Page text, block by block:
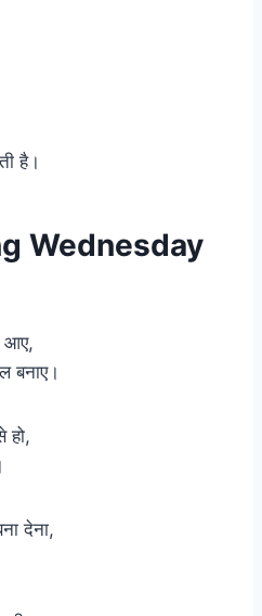
है।
Wednesday
आए,
बनाए।
हो,
देना,